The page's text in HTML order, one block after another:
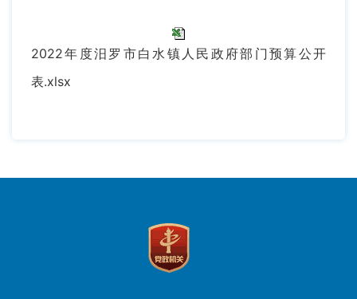
2022年度汨罗市白水镇人民政府部门预算公开
表.xlsx